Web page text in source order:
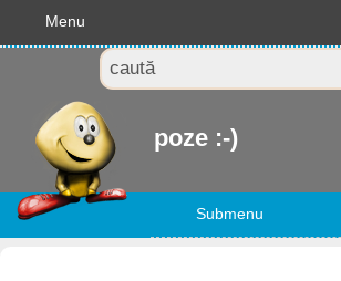
Menu
poze :-)
Submenu